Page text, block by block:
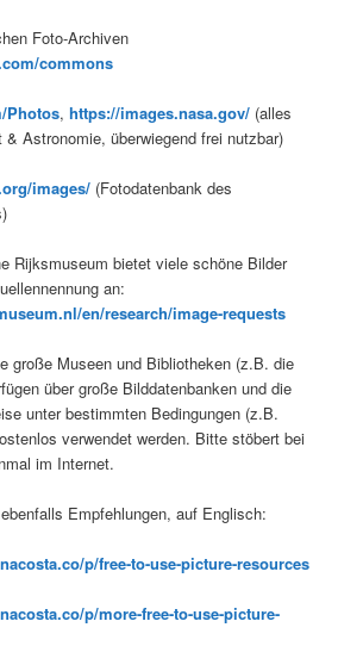
Foto-Archiven
commons
Photos, https://images.nasa.gov/ (alles
& Astronomie, überwiegend frei nutzbar)
images/ (Fotodatenbank des
Rijksmuseum bietet viele schöne Bilder
an:
en/research/image-requests
große Museen und Bibliotheken (z.B. die
über große Bilddatenbanken und die
unter bestimmten Bedingungen (z.B.
verwendet werden. Bitte stöbert bei
im Internet.
Empfehlungen, auf Englisch:
p/free-to-use-picture-resources
p/more-free-to-use-picture-